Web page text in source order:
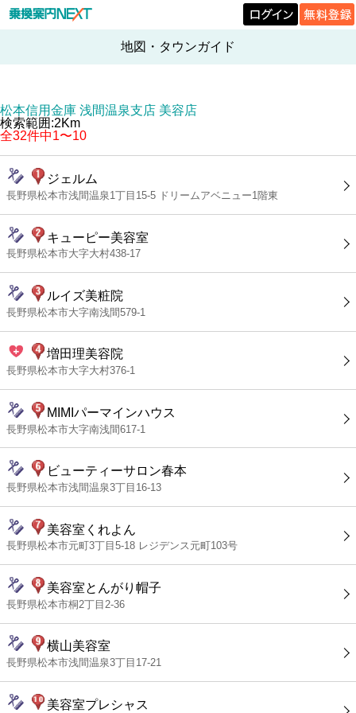
地図・タウンガイド
松本信用金庫 浅間温泉支店 美容店
検索範囲:2Km
全32件中1〜10
ジェルム
長野県松本市浅間温泉1丁目15-5 ドリームアベニュー1階東
キューピー美容室
長野県松本市大字大村438-17
ルイズ美粧院
長野県松本市大字南浅間579-1
増田理美容院
長野県松本市大字大村376-1
MIMIパーマインハウス
長野県松本市大字南浅間617-1
ビューティーサロン春本
長野県松本市浅間温泉3丁目16-13
美容室くれよん
長野県松本市元町3丁目5-18 レジデンス元町103号
美容室とんがり帽子
長野県松本市桐2丁目2-36
横山美容室
長野県松本市浅間温泉3丁目17-21
美容室プレシャス